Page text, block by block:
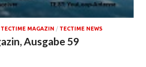
TECTIME MAGAZIN / TECTIME NEWS
Ausgabe 59